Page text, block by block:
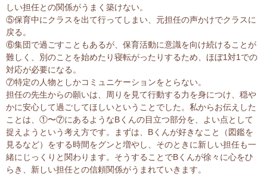
しい担任との関係がうまく築けない。
⑤保育中にクラスを出て行ってしまい、元担任の声かけでクラスに
戻る。
⑥集団で過ごすこともあるが、保育活動に意識を向け続けることが
難しく、別のことを始めたり寝転がったりするため、ほぼ1対1での
対応が必要になる。
⑦特定の人物としかコミュニケーションをとらない。
担任の先生からの願いは、周りを見て行動する力を身につけ、穏や
かに安心して過ごしてほしいということでした。私からお伝えした
ことは、①〜⑦にあるようなBくんの目立つ部分を、よい点として
捉えようという考え方です。まずは、Bくんが好きなこと（図鑑を
見るなど）をする時間をグンと増やし、そのときに新しい担任も一
緒にじっくりと関わります。そうすることでBくんが徐々に心をひ
らき、新しい担任との信頼関係がうまれていきます。